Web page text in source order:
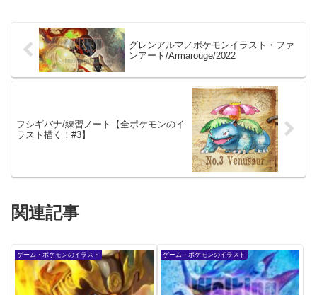
グレンアルマ／ポケモンイラスト・ファ
ンアート/Armarouge/2022
フシギバナ/練習ノート【全ポケモンのイ
ラスト描く！#3】
関連記事
ゲーム・ポケモンのイラスト ゲーム・ポケモンのイラスト